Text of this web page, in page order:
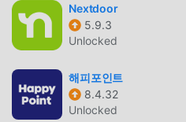
Hipcamp Como una aplicación
recientemente, ha atraído a
que aman life en todo el
aplicación, moddroid es su
Nextdoor
5.9.3
Unlocked
해피포인트
8.4.32
Unlocked